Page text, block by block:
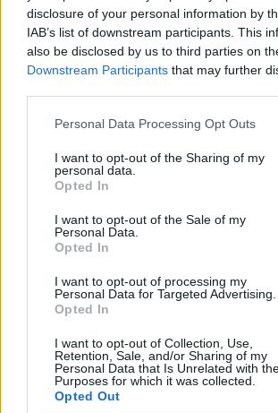
disclosure of your personal information by
IAB’s list of downstream participants. This
also be disclosed by us to third parties on
Downstream Participants that may further
Please note that this website/app uses one
not limited to your visit or usage behaviour.
grant or deny consent to Google and its
use your data for below specified purposes
consent section.
Personal Data Processing Opt Outs
I want to opt-out of the Sharing of my
personal data.
Opted In
I want to opt-out of the Sale of my
Personal Data.
Opted In
I want to opt-out of processing my
Personal Data for Targeted Advertising.
Opted In
I want to opt-out of Collection, Use,
Retention, Sale, and/or Sharing of my
Personal Data that Is Unrelated with
Purposes for which it was collected.
Opted Out
Felhasználónév
rám
Elfelejtette jelszavát?
Elfelejtette
Regisztráció
faiskola.hu
Kertészeti, kerti termékek és
szaknévsora
MI A FAISKOLA.HU?